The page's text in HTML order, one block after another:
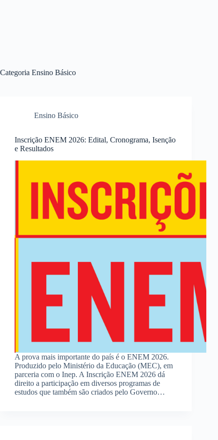
Categoria Ensino Básico
Ensino Básico
Inscrição ENEM 2026: Edital, Cronograma, Isenção
e Resultados
A prova mais importante do país é o ENEM 2026.
Produzido pelo Ministério da Educação (MEC), em
parceria com o Inep. A Inscrição ENEM 2026 dá
direito a participação em diversos programas de
estudos que também são criados pelo Governo…